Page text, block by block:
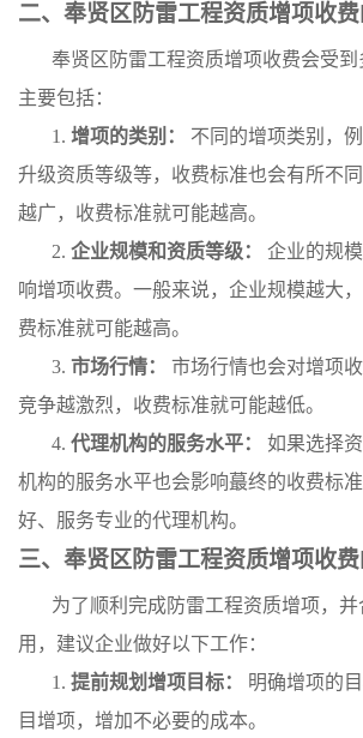
二、奉贤区防雷工程资质增项收
奉贤区防雷工程资质增项收费会受到
主要包括：
1. 增项的类别：
不同的增项类别，
升级资质等级等，收费标准也会有所不
越广，收费标准就可能越高。
2. 企业规模和资质等级：
企业的规
响增项收费。一般来说，企业规模越大
费标准就可能越高。
3. 市场行情：
市场行情也会对增项
竞争越激烈，收费标准就可能越低。
4. 代理机构的服务水平：
如果选择
机构的服务水平也会影响蕞终的收费标
好、服务专业的代理机构。
三、奉贤区防雷工程资质增项收
为了顺利完成防雷工程资质增项，
用，建议企业做好以下工作：
1. 提前规划增项目标：
明确增项的
目增项，增加不必要的成本。